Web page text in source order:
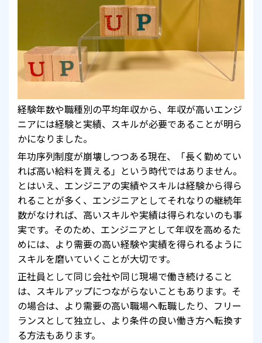
経験年数や職種別の平均年収から、年収が高いエンジ
ニアには経験と実績、スキルが必要であることが明ら
かになりました。
年功序列制度が崩壊しつつある現在、「長く勤めてい
れば高い給料を貰える」という時代ではありません。
とはいえ、エンジニアの実績やスキルは経験から得ら
れることが多く、エンジニアとしてそれなりの継続年
数がなければ、高いスキルや実績は得られないのも事
実です。そのため、エンジニアとして年収を高めるた
めには、より需要の高い経験や実績を得られるように
スキルを磨いていくことが大切です。
正社員として同じ会社や同じ現場で働き続けること
は、スキルアップにつながらないこともあります。そ
の場合は、より需要の高い職場へ転職したり、フリー
ランスとして独立し、より条件の良い働き方へ転換す
る方法もあります。